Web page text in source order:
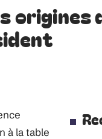
origines
à la table